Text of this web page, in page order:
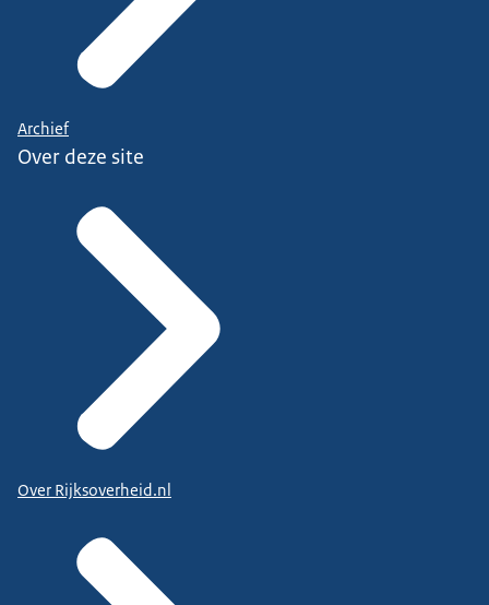
Archief
Over deze site
Over Rijksoverheid.nl